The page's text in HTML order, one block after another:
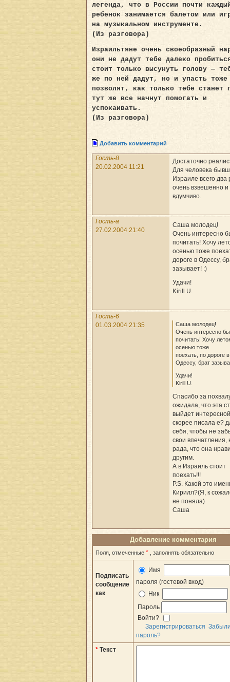
легенда, что в России почти
ребенок занимается балетом или
на музыкальном инструменте.
(Из разговора)
Израильтяне очень своеобразный
они не дадут тебе далеко
стоит только высунуть голову —
же по ней дадут, но и упасть тоже
позволят, как только тебе станет
тут же все начнут помогать и
успокаивать.
(Из разговора)
Добавить комментарий
Гость-8
20.02.2004 11:21
Достаточно
Для человека
Израиле всего два
очень взвешенно и
вдумчиво.
Гость-a
27.02.2004 21:40
Саша молодец!
Очень интересно
почитать! Хочу
осенью тоже
дороге в Одессу,
зазывает! :)
Удачи!
Kirill U.
Гость-6
01.03.2004 21:35
Саша молодец!
Очень интересно
почитать! Хочу
осенью тоже
поехать, по дороге в
Одессу, брат
Удачи!
Kirill U.
Спасибо за
ожидала, что эта
выйдет
скорее писала е?
себя, чтобы не
свои впечатления,
рада, что она
другим.
А в Израиль стоит
поехать!!!
P.S. Какой это
Кирилл?(Я, к
не поняла)
Саша
Добавление комментария
Поля, отмеченные * , заполнять обязательно
Подписать
сообщение
как
Имя
пароля (гостевой вход)
Ник
Пароль
Войти?
Зарегистрироваться
пароль?
* Текст